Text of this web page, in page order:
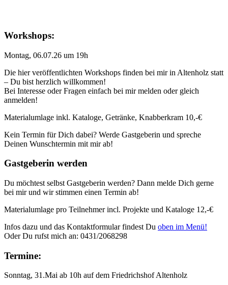
Workshops:
Montag, 06.07.26 um 19h
Die hier veröffentlichten Workshops finden bei mir in Altenholz statt
– Du bist herzlich willkommen!
Bei Interesse oder Fragen einfach bei mir melden oder gleich
anmelden!
Materialumlage inkl. Kataloge, Getränke, Knabberkram 10,-€
Kein Termin für Dich dabei? Werde Gastgeberin und spreche
Deinen Wunschtermin mit mir ab!
Gastgeberin werden
Du möchtest selbst Gastgeberin werden? Dann melde Dich gerne
bei mir und wir stimmen einen Termin ab!
Materialumlage pro Teilnehmer incl. Projekte und Kataloge 12,-€
Infos dazu und das Kontaktformular findest Du oben im Menü!
Oder Du rufst mich an: 0431/2068298
Termine:
Sonntag, 31.Mai ab 10h auf dem Friedrichshof Altenholz